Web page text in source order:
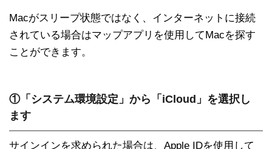
Macがスリープ状態ではなく、インターネットに接続
されている場合はマップアプリを使用してMacを探す
ことができます。
①「システム環境設定」から「iCloud」を選択し
ます
サインインを求められた場合は、Apple IDを使用して